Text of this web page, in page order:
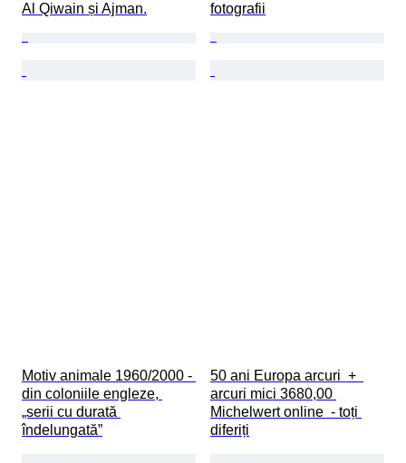
Al Qiwain și Ajman.
fotografii
Motiv animale 1960/2000 -
din coloniile engleze,
„serii cu durată
îndelungată”
50 ani Europa arcuri  +
arcuri mici 3680,00
Michelwert online  - toți
diferiți